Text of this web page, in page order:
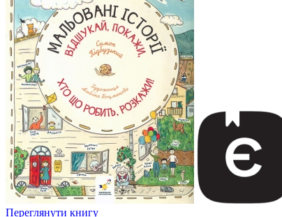
Переглянути книгу